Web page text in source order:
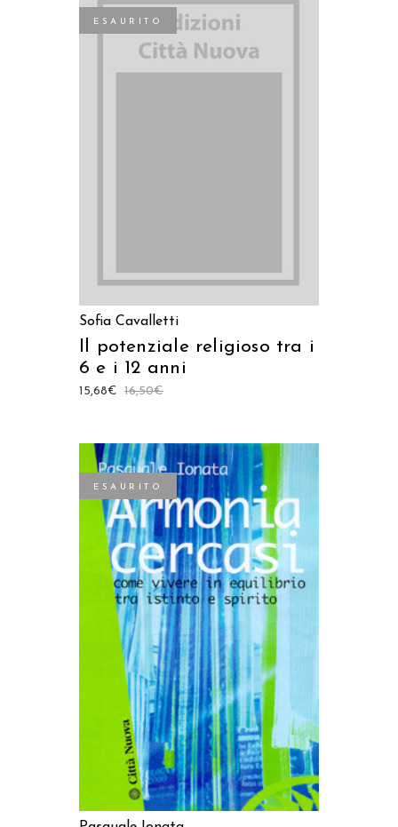
ESAURITO
Sofia Cavalletti
Il potenziale religioso tra i
6 e i 12 anni
16,50€
15,68€
ESAURITO
LEGGI TUTTO